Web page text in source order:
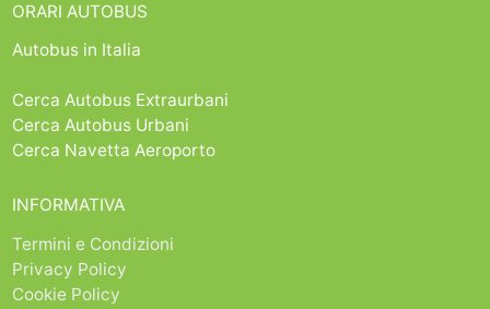
ORARI AUTOBUS
Autobus in Italia
Cerca Autobus Extraurbani
Cerca Autobus Urbani
Cerca Navetta Aeroporto
INFORMATIVA
Termini e Condizioni
Privacy Policy
Cookie Policy